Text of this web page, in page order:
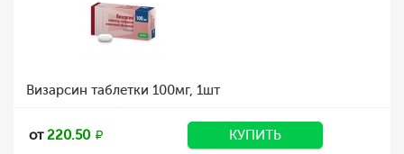
Визарсин таблетки 100мг, 1шт
от220.50 КУПИТЬ